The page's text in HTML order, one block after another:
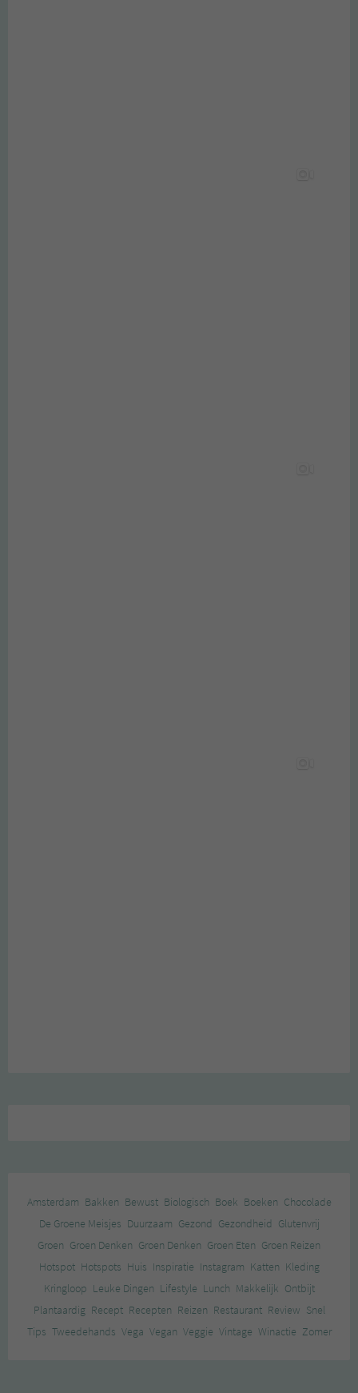
Amsterdam Bakken Bewust Biologisch Boek Boeken Chocolade
De Groene Meisjes Duurzaam Gezond Gezondheid Glutenvrij
Groen Groen Denken Groen Denken Groen Eten Groen Reizen
Hotspot Hotspots Huis Inspiratie Instagram Katten Kleding
Kringloop Leuke Dingen Lifestyle Lunch Makkelijk Ontbijt
Plantaardig Recept Recepten Reizen Restaurant Review Snel
Tips Tweedehands Vega Vegan Veggie Vintage Winactie Zomer